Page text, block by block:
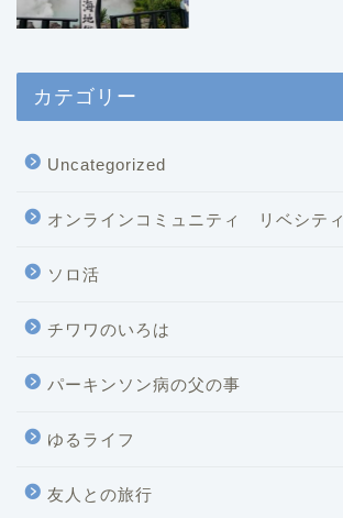
カテゴリー
Uncategorized
オンラインコミュニティ リベシティ
ソロ活
チワワのいろは
パーキンソン病の父の事
ゆるライフ
友人との旅行